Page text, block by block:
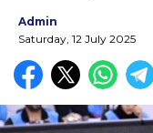
Admin
Saturday, 12 July 2025